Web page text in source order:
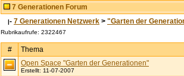
7 Generationen Forum
|- 7 Generationen Netzwerk > "Garten der
Rubrikaufrufe: 2322467
#
Thema
Open Space "Garten der Generationen"
Erstellt: 11-07-2007